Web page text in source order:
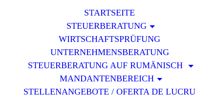
STARTSEITE
STEUERBERATUNG
WIRTSCHAFTSPRÜFUNG
UNTERNEHMENSBERATUNG
STEUERBERATUNG AUF RUMÄNISCH
MANDANTENBEREICH
STELLENANGEBOTE / OFERTA DE LUCRU